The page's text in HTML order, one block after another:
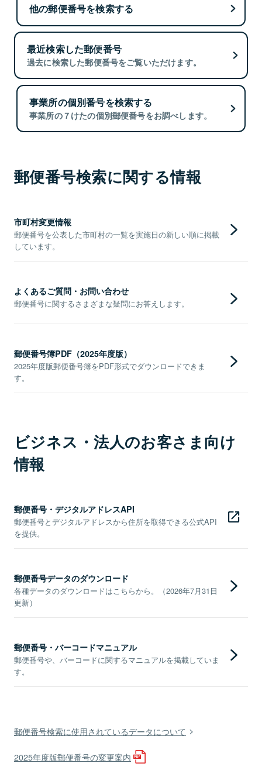
他の郵便番号を検索する
最近検索した郵便番号
過去に検索した郵便番号をご覧いただけます。
事業所の個別番号を検索する
事業所の７けたの個別郵便番号をお調べします。
郵便番号検索に関する情報
市町村変更情報
郵便番号を公表した市町村の一覧を実施日の新しい順に掲載
しています。
よくあるご質問・お問い合わせ
郵便番号に関するさまざまな疑問にお答えします。
郵便番号簿PDF（2025年度版）
2025年度版郵便番号簿をPDF形式でダウンロードできま
す。
ビジネス・法人のお客さま向け
情報
郵便番号・デジタルアドレスAPI
郵便番号とデジタルアドレスから住所を取得できる公式API
を提供。
郵便番号データのダウンロード
各種データのダウンロードはこちらから。（2026年7月31日
更新）
郵便番号・バーコードマニュアル
郵便番号や、バーコードに関するマニュアルを掲載していま
す。
郵便番号検索に使用されているデータについて
2025年度版郵便番号の変更案内